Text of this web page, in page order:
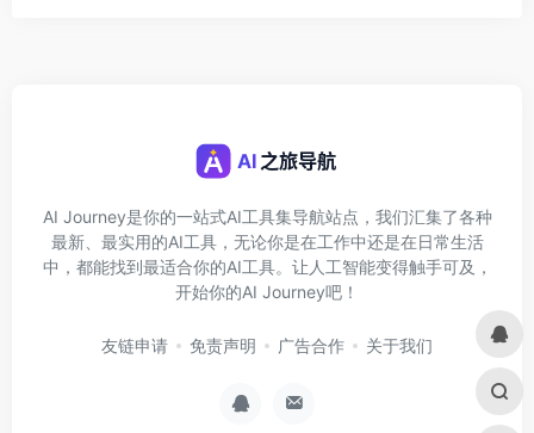
AI Journey是你的一站式AI工具集导航站点，我们汇集了各种
最新、最实用的AI工具，无论你是在工作中还是在日常生活
中，都能找到最适合你的AI工具。让人工智能变得触手可及，
开始你的AI Journey吧！
友链申请 免责声明 广告合作 关于我们